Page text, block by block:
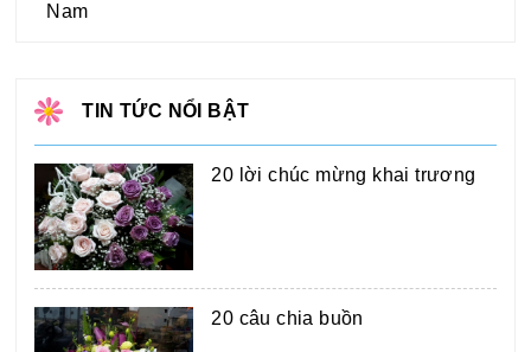
Nam
TIN TỨC NỔI BẬT
20 lời chúc mừng khai trương
20 câu chia buồn